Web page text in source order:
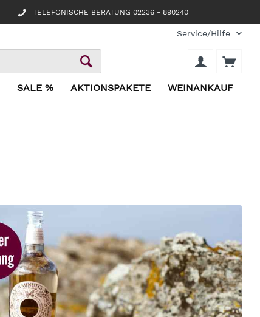
TELEFONISCHE BERATUNG 02236 - 890240
Service/Hilfe
SALE % AKTIONSPAKETE WEINANKAUF